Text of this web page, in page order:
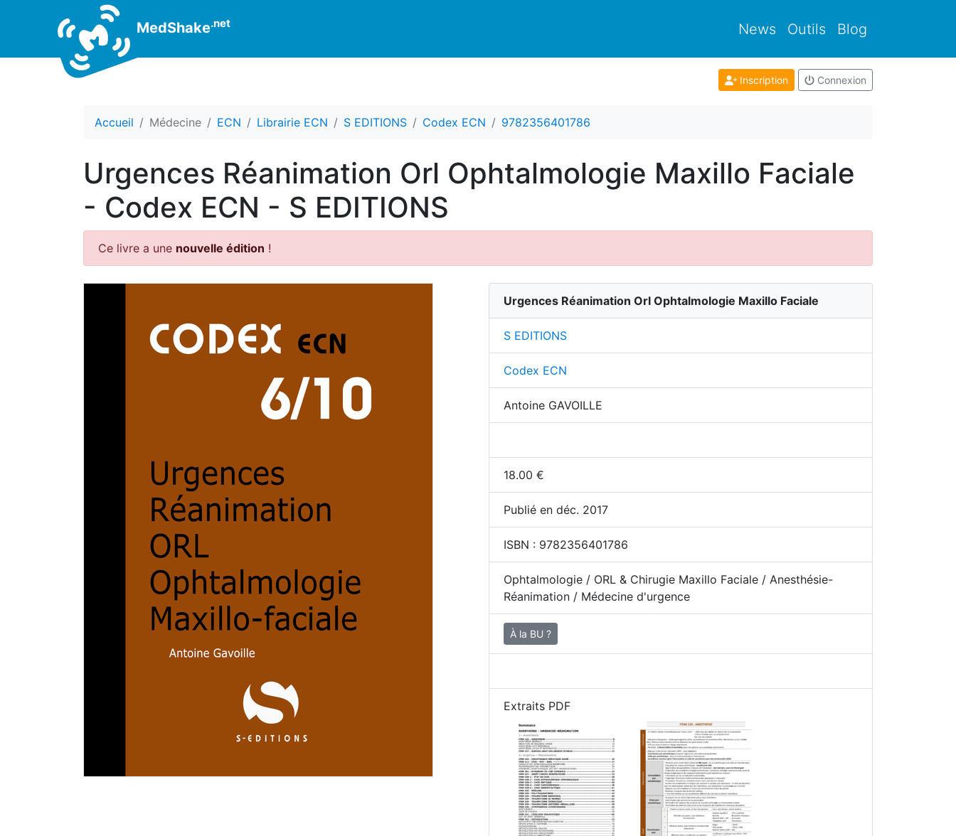
MedShake.net News Outils Blog
Inscription Connexion
Accueil Médecine ECN Librairie ECN S EDITIONS Codex ECN 9782356401786
Urgences Réanimation Orl Ophtalmologie Maxillo Faciale
- Codex ECN - S EDITIONS
Ce livre a une nouvelle édition !
Urgences Réanimation Orl Ophtalmologie Maxillo Faciale
S EDITIONS
Codex ECN
Antoine GAVOILLE
18.00 €
Publié en déc. 2017
ISBN : 9782356401786
Ophtalmologie / ORL & Chirugie Maxillo Faciale / Anesthésie-
Réanimation / Médecine d'urgence
À la BU ?
Extraits PDF